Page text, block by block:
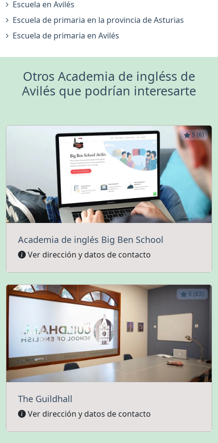
Escuela en Avilés
Escuela de primaria en la provincia de Asturias
Escuela de primaria en Avilés
Otros Academia de ingléss de
Avilés que podrían interesarte
5 (6)
Academia de inglés Big Ben School
Ver dirección y datos de contacto
5 (83)
The Guildhall
Ver dirección y datos de contacto